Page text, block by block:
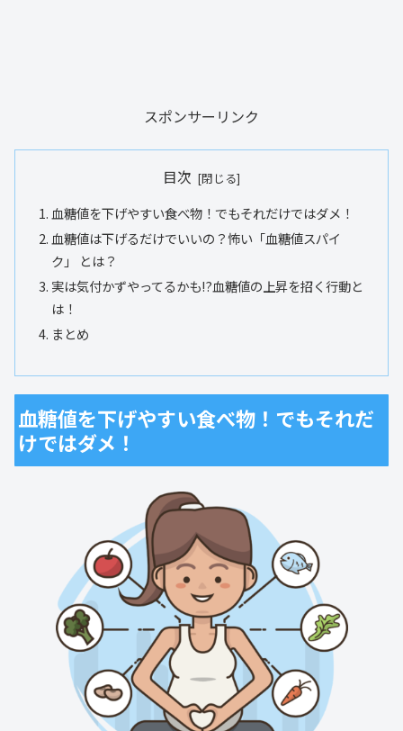
スポンサーリンク
目次
血糖値を下げやすい食べ物！でもそれだけではダメ！
血糖値は下げるだけでいいの？怖い「血糖値スパイ
ク」 とは？
実は気付かずやってるかも!?血糖値の上昇を招く行動と
は！
まとめ
血糖値を下げやすい食べ物！でもそれだ
けではダメ！